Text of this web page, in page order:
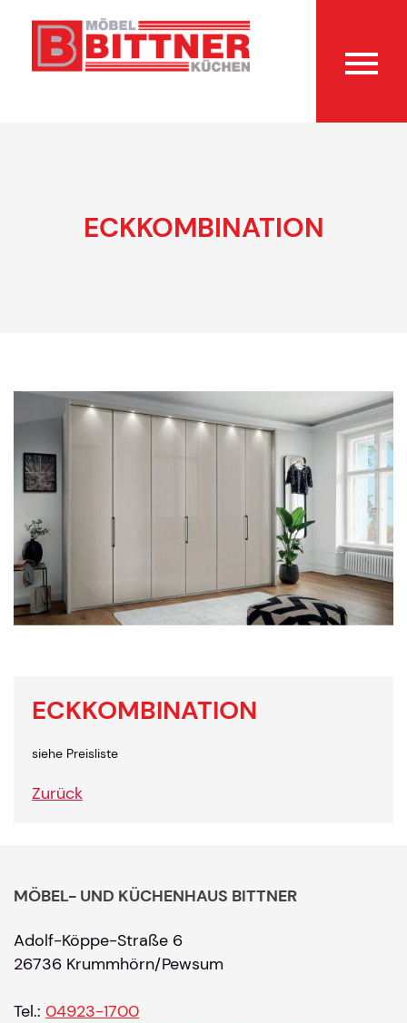
ECKKOMBINATION
ECKKOMBINATION
siehe Preisliste
Zurück
MÖBEL- UND KÜCHENHAUS BITTNER
Adolf-Köppe-Straße 6
26736 Krummhörn/Pewsum
Tel.: 04923-1700